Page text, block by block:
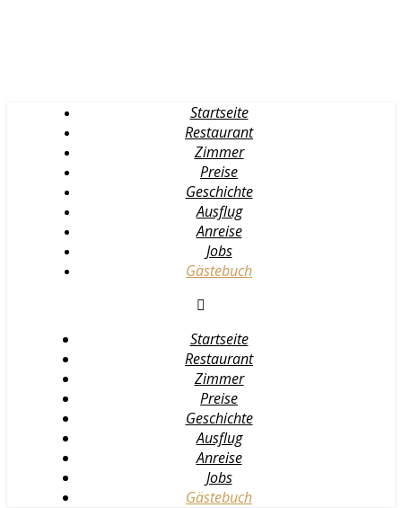
Startseite
Restaurant
Zimmer
Preise
Geschichte
Ausflug
Anreise
Jobs
Gästebuch
Startseite
Restaurant
Zimmer
Preise
Geschichte
Ausflug
Anreise
Jobs
Gästebuch